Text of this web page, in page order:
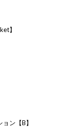
】
ン【B】